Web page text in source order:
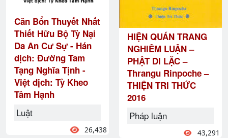
Căn Bổn Thuyết Nhất
Thiết Hữu Bộ Tỳ Nại
Da An Cư Sự - Hán
dịch: Đường Tam
Tạng Nghĩa Tịnh -
Việt dịch: Tỳ Kheo
Tâm Hạnh
Luật
26,438
HIỆN QUÁN TRANG
NGHIÊM LUẬN –
PHẬT DI LẶC –
Thrangu Rinpoche –
THIỆN TRI THỨC
2016
Pháp luận
43,291